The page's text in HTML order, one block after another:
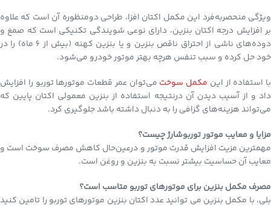
ویژگی منحصربه‌فرد این مکمل اکتان افزا، طراحی دومنظوره آن است که علاوه
بر افزایش درجه اکتان بنزین، دارای نوعی شویندگی تکنیکی است که صمغ و
دوده‌های ناشی از احتراق ناقص بنزین و یا بنزین کهنه (بیش از 6 ماه) را در
خود حل کرده و سبب تنفس هرچه بهتر موتور خودرو می‌شود.
با استفاده از این مکمل سوخت می‌توان عمر قطعات موتورها توربو را افزایش
داد و از آسیب دیدن آن درنتیجه استفاده از بنزین معمولی اکتان پایین که
می‌تواند هزینه‌های گزافی را به دنبال داشته باشد جلوگیری کرد.
مزایا و معایب موتور توربوشارژ چیست؟
مهمترین مزیت افزایش قدرت موتور و درعین‌حال کاهش مصرف سوخت است و
معایب آن حساسیت بیشتر نسبت به بنزین و روغن است.
مصرف مکمل بنزین برای موتورهای توربو متاسب است؟
بلی، با مکمل بنزین می توانید عدد اکتان بنزین موتورهای توربو را تامین کنید